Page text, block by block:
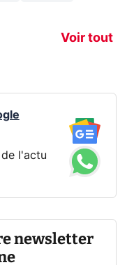
Voir tout
Ce que vous
navigation
l'actu
newsletter